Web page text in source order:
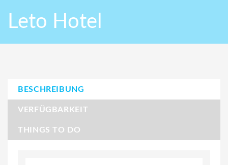
Leto Hotel
BESCHREIBUNG
VERFÜGBARKEIT
THINGS TO DO